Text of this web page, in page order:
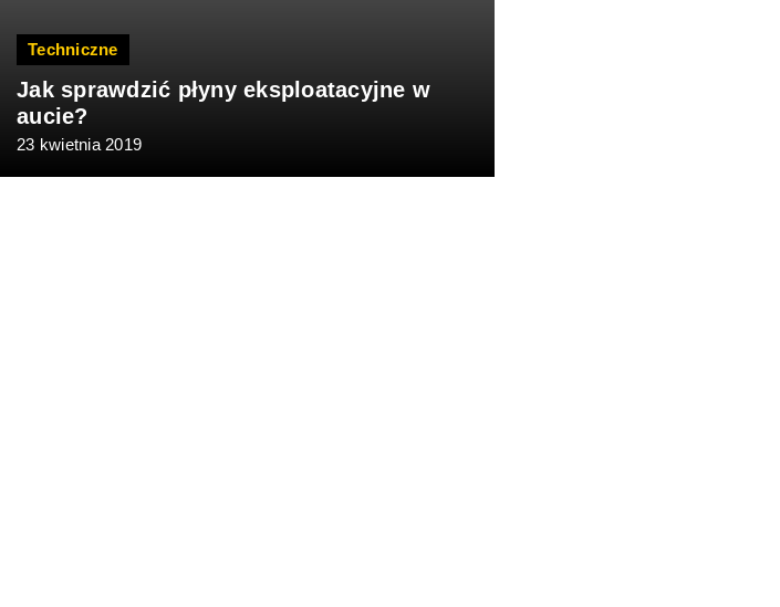
Techniczne
Jak sprawdzić płyny eksploatacyjne w
aucie?
23 kwietnia 2019